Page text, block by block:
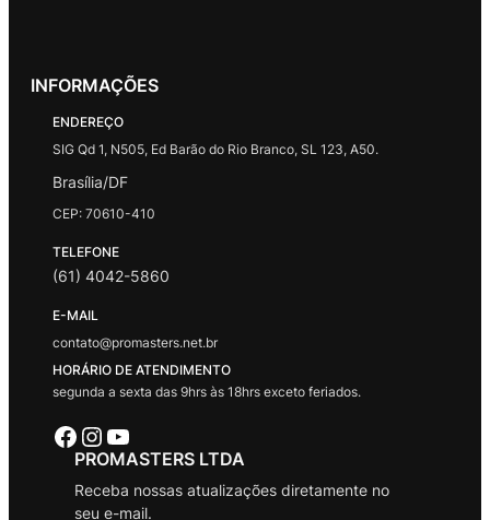
INFORMAÇÕES
ENDEREÇO
SIG Qd 1, N505, Ed Barão do Rio Branco, SL 123, A50.
Brasília/DF
CEP: 70610-410
TELEFONE
(61) 4042-5860
E-MAIL
contato@promasters.net.br
HORÁRIO DE ATENDIMENTO
segunda a sexta das 9hrs às 18hrs exceto feriados.
Facebook Instagram Youtube
PROMASTERS LTDA
Receba nossas atualizações diretamente no
seu e-mail.